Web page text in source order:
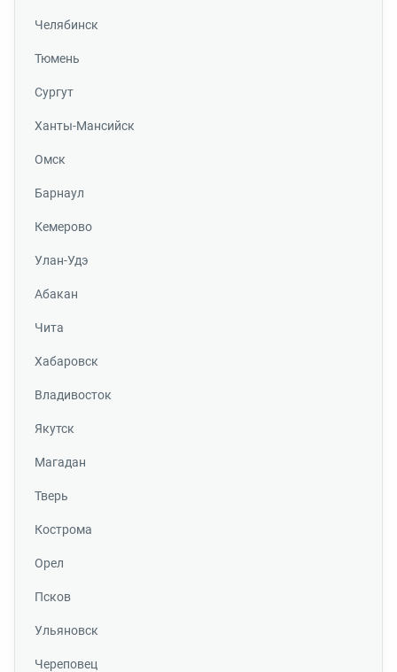
Челябинск
Тюмень
Сургут
Ханты-Мансийск
Омск
Барнаул
Кемерово
Улан-Удэ
Абакан
Чита
Хабаровск
Владивосток
Якутск
Магадан
Тверь
Кострома
Орел
Псков
Ульяновск
Череповец